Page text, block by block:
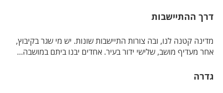
דרך ההתיישבות
מדינה קטנה לנו, ובה צורות התיישבות שונות. יש מי שגר בקיבוץ,
אחר מעדיף מושב, שלישי ידור בעיר. אחדים יבנו ביתם במושבה...
גדרה